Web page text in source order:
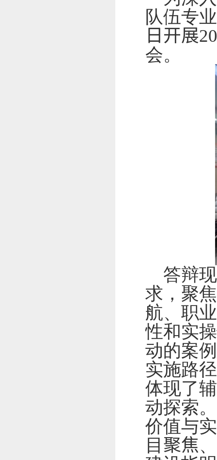
队伍专
日开展
会。
答辩
求，聚
航、职
性和实
动的案
实施路
体现了
动探索
价值与
目 聚焦